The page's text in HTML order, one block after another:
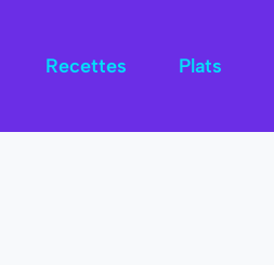
Recettes Plats